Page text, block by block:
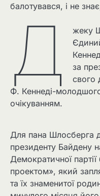
балотувався, і не
Д
жеку
за
свого
Ф. Кеннеді-
очікуванням.
Для пана Шлосберга
президенту Байдену
Демократичної
проектом», який
та їх знаменитої